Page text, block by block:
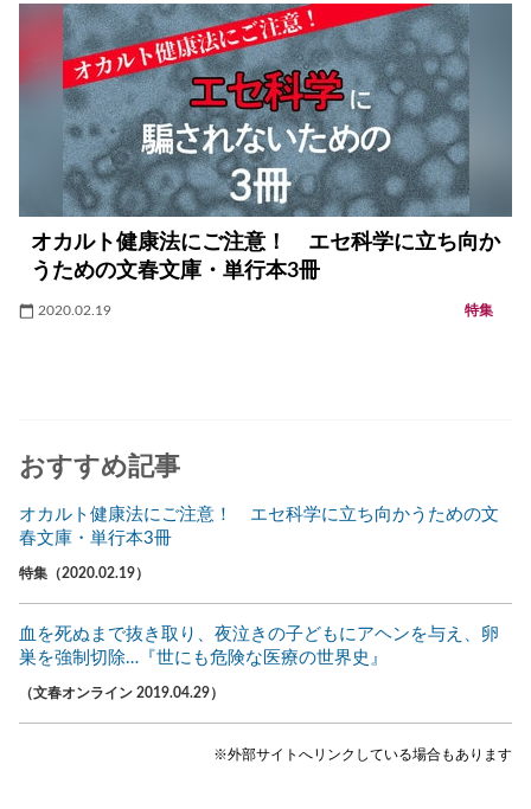
オカルト健康法にご注意！ エセ科学に立ち向か
うための文春文庫・単行本3冊
2020.02.19 特集
おすすめ記事
オカルト健康法にご注意！ エセ科学に立ち向かうための文
春文庫・単行本3冊
特集（2020.02.19）
血を死ぬまで抜き取り、夜泣きの子どもにアヘンを与え、卵
巣を強制切除…『世にも危険な医療の世界史』
（文春オンライン 2019.04.29）
※外部サイトへリンクしている場合もあります